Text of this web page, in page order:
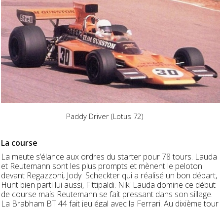
Paddy Driver (Lotus 72)
La course
La meute s’élance aux ordres du starter pour 78 tours. Lauda
et Reutemann sont les plus prompts et mènent le peloton
devant Regazzoni, Jody Scheckter qui a réalisé un bon départ,
Hunt bien parti lui aussi, Fittipaldi. Niki Lauda domine ce début
de course mais Reutemann se fait pressant dans son sillage.
La Brabham BT 44 fait jeu égal avec la Ferrari. Au dixième tour